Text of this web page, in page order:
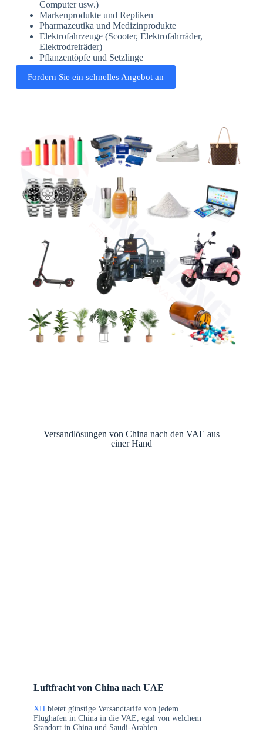
Computer usw.)
Markenprodukte und Repliken
Pharmazeutika und Medizinprodukte
Elektrofahrzeuge (Scooter, Elektrofahrräder,
Elektrodreiräder)
Pflanzentöpfe und Setzlinge
Fordern Sie ein schnelles Angebot an
Versandlösungen von China nach den VAE aus
einer Hand
Luftfracht von China nach UAE
XHbietet günstige Versandtarife von jedem
Flughafen in China in die VAE, egal von welchem
Standort in China und Saudi-Arabien.